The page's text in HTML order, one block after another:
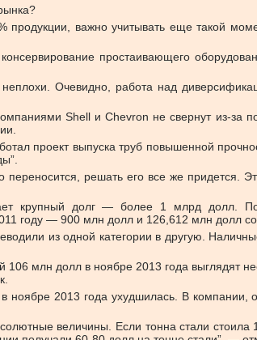
важно учитывать еще такой
простаивающего
Очевидно, работа над
Shell и Chevron не свернут из-за
проект выпуска труб повышенной
решать его все же придется.
крупный долг — более 1 млрд долл.
году — 900 млн долл и 126,612 млн долл
из одной категории в другую.
106 млн долл в ноябре 2013 года
ноябре 2013 года ухудшилась. В
величины. Если тонна стали